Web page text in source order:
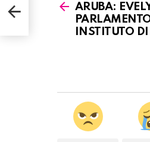
moreARUBA:
INSTITUTO